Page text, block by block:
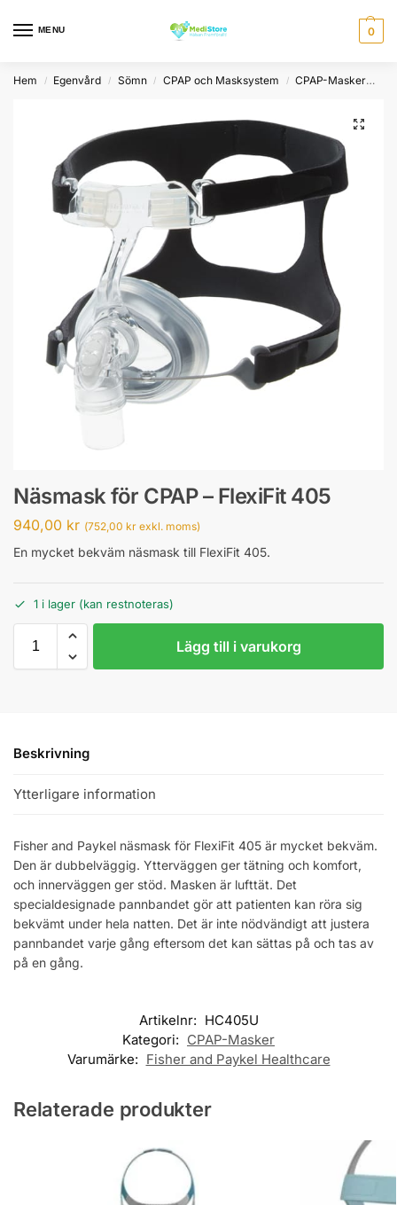
MENU 0
Hem / Egenvård / Sömn / CPAP och Masksystem / CPAP-Masker
Näsmask för CPAP – FlexiFit 405
940,00 kr (752,00 kr exkl. moms)
En mycket bekväm näsmask till FlexiFit 405.
1 i lager (kan restnoteras)
Lägg till i varukorg
Beskrivning
Ytterligare information
Fisher and Paykel näsmask för FlexiFit 405 är mycket bekväm.
Den är dubbelväggig. Ytterväggen ger tätning och komfort,
och innerväggen ger stöd. Masken är lufttät. Det
specialdesignade pannbandet gör att patienten kan röra sig
bekvämt under hela natten. Det är inte nödvändigt att justera
pannbandet varje gång eftersom det kan sättas på och tas av
på en gång.
Artikelnr: HC405U
Kategori: CPAP-Masker
Varumärke: Fisher and Paykel Healthcare
Relaterade produkter